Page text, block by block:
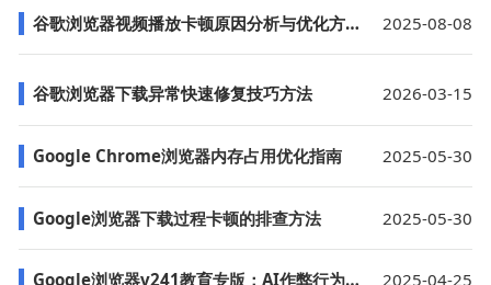
谷歌浏览器视频播放卡顿原因分析与优化方案 2025-08-08
谷歌浏览器下载异常快速修复技巧方法 2026-03-15
Google Chrome浏览器内存占用优化指南 2025-05-30
Google浏览器下载过程卡顿的排查方法 2025-05-30
Google浏览器v241教育专版：AI作弊行为实时检测系统 2025-04-25